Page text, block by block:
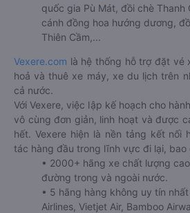
quốc gia Pù Mát, đồi chè Thanh
cánh đồng hoa hướng dương,
Thiên Cầm,...
Vexere.com là hệ thống hỗ trợ đặt vé
hoả và thuê xe máy, xe du lịch trên
cả nước.
Với Vexere, việc lập kế hoạch cho
vô cùng đơn giản, linh hoạt và được
hết. Vexere hiện là nền tảng kết nối
tác hàng đầu trong lĩnh vực đi lại, bao
• 2000+ hãng xe chất lượng
đường trong và ngoài nước.
• 5 hãng hàng không uy tín
Airlines, Vietjet Air, Bamboo